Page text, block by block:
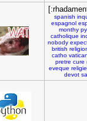
spanish
espagnol
monthy
catholique
nobody
british
catho
pretre cure
eveque
devot